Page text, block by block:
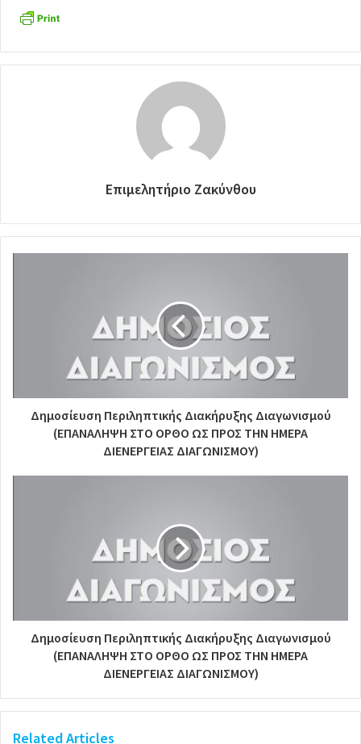
Επιμελητήριο Ζακύνθου
Δημοσίευση Περιληπτικής Διακήρυξης Διαγωνισμού
(ΕΠΑΝΑΛΗΨΗ ΣΤΟ ΟΡΘΟ ΩΣ ΠΡΟΣ ΤΗΝ ΗΜΕΡΑ
ΔΙΕΝΕΡΓΕΙΑΣ ΔΙΑΓΩΝΙΣΜΟΥ)
Δημοσίευση Περιληπτικής Διακήρυξης Διαγωνισμού
(ΕΠΑΝΑΛΗΨΗ ΣΤΟ ΟΡΘΟ ΩΣ ΠΡΟΣ ΤΗΝ ΗΜΕΡΑ
ΔΙΕΝΕΡΓΕΙΑΣ ΔΙΑΓΩΝΙΣΜΟΥ)
Related Articles